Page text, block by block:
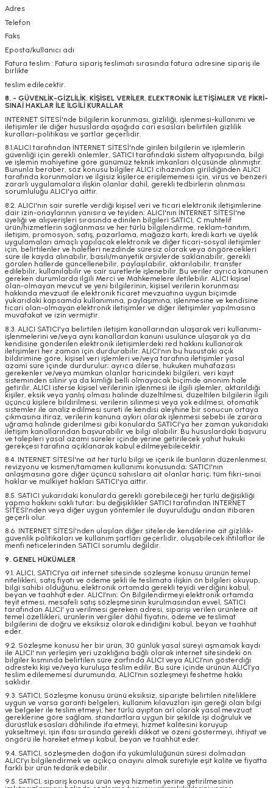
Adres
Telefon
Faks
Eposta/kullanıcı adı
Fatura teslim : Fatura sipariş teslimatı sırasında fatura adresine sipariş ile
birlikte
teslim edilecektir.
8. - GÜVENLİK-GİZLİLİK, KİŞİSEL VERİLER, ELEKTRONİK İLETİŞİMLER VE FİKRİ-
SINAİ HAKLAR İLE İLGİLİ KURALLAR
INTERNET SİTESİ'nde bilgilerin korunması, gizliliği, işlenmesi-kullanımı ve
iletişimler ile diğer hususlarda aşağıda cari esasları belirtilen gizlilik
kuralları-politikası ve şartlar geçerlidir.
8.1.ALICI tarafından İNTERNET SİTESİ'nde girilen bilgilerin ve işlemlerin
güvenliği için gerekli önlemler, SATICI tarafındaki sistem altyapısında, bilgi
ve işlemin mahiyetine göre günümüz teknik imkanları ölçüsünde alınmıştır.
Bununla beraber, söz konusu bilgiler ALICI cihazından girildiğinden ALICI
tarafında korunmaları ve ilgisiz kişilerce erişilememesi için, virüs ve benzeri
zararlı uygulamalara ilişkin olanlar dahil, gerekli tedbirlerin alınması
sorumluluğu ALICI'ya aittir.
8.2. ALICI'nın sair suretle verdiği kişisel veri ve ticari elektronik iletişimlerine
dair izin-onaylarının yanısıra ve teyiden; ALICI'nın İNTERNET SİTESİ'ne
üyeliği ve alışverişleri sırasında edinilen bilgileri SATICI, C muhtelif
ürün/hizmetlerin sağlanması ve her türlü bilgilendirme, reklam-tanıtım,
iletişim, promosyon, satış, pazarlama, mağaza kartı, kredi kartı ve üyelik
uygulamaları amaçlı yapılacak elektronik ve diğer ticari-sosyal iletişimler
için, belirtilenler ve halefleri nezdinde süresiz olarak veya öngörecekleri
süre ile kayda alınabilir, basılı/manyetik arşivlerde saklanabilir, gerekli
görülen hallerde güncellenebilir, paylaşılabilir, aktarılabilir, transfer
edilebilir, kullanılabilir ve sair suretlerle işlenebilir. Bu veriler ayrıca kanunen
gereken durumlarda ilgili Merci ve Mahkemelere iletilebilir. ALICI kişisel
olan-olmayan mevcut ve yeni bilgilerinin, kişisel verilerin korunması
hakkında mevzuat ile elektronik ticaret mevzuatına uygun biçimde
yukarıdaki kapsamda kullanımına, paylaşımına, işlenmesine ve kendisine
ticari olan-olmayan elektronik iletişimler ve diğer iletişimler yapılmasına
muvafakat ve izin vermiştir.
8.3. ALICI SATICI'ya belirtilen iletişim kanallarından ulaşarak veri kullanımı-
işlenmelerini ve/veya aynı kanallardan kanuni usulünce ulaşarak ya da
kendisine gönderilen elektronik iletişimlerdeki red hakkını kullanarak
iletişimleri her zaman için durdurabilir. ALICI'nın bu husustaki açık
bildirimine göre, kişisel veri işlemleri ve/veya tarafına iletişimler yasal
azami süre içinde durdurulur; ayrıca dilerse, hukuken muhafazası
gerekenler ve/veya mümkün olanlar haricindeki bilgileri, veri kayıt
sisteminden silinir ya da kimliği belli olmayacak biçimde anonim hale
getirilir. ALICI isterse kişisel verilerinin işlenmesi ile ilgili işlemler, aktarıldığı
kişiler, eksik veya yanlış olması halinde düzeltilmesi, düzeltilen bilgilerin ilgili
üçüncü kişilere bildirilmesi, verilerin silinmesi veya yok edilmesi, otomatik
sistemler ile analiz edilmesi sureti ile kendisi aleyhine bir sonucun ortaya
çıkmasına itiraz, verilerin kanuna aykırı olarak işlenmesi sebebi ile zarara
uğrama halinde giderilmesi gibi konularda SATICI'ya her zaman yukarıdaki
iletişim kanallarından başvurabilir ve bilgi alabilir. Bu hususlardaki başvuru
ve talepleri yasal azami süreler içinde yerine getirilecek yahut hukuki
gerekçesi tarafına açıklanarak kabul edilmeyebilecektir.
8.4. INTERNET SİTESİ'ne ait her türlü bilgi ve içerik ile bunların düzenlenmesi,
revizyonu ve kısmen/tamamen kullanımı konusunda; SATICI'nın
anlaşmasına göre diğer üçüncü sahıslara ait olanlar hariç; tüm fikri-sınai
haklar ve mülkiyet hakları SATICI'ya aittir.
8.5. SATICI yukarıdaki konularda gerekli görebileceği her türlü değişikliği
yapma hakkını saklı tutar; bu değişiklikler SATICI tarafından INTERNET
SİTESİ'nden veya diğer uygun yöntemler ile duyurulduğu andan itibaren
geçerli olur.
8.6. INTERNET SİTESİ'nden ulaşılan diğer sitelerde kendilerine ait gizlilik-
güvenlik politikaları ve kullanım şartları geçerlidir, oluşabilecek ihtilaflar ile
menfi neticelerinden SATICI sorumlu değildir.
9. GENEL HÜKÜMLER
9.1. ALICI, SATICI’ya ait internet sitesinde sözleşme konusu ürünün temel
nitelikleri, satış fiyatı ve ödeme şekli ile teslimata ilişkin ön bilgileri okuyup,
bilgi sahibi olduğunu, elektronik ortamda gerekli teyidi verdiğini kabul,
beyan ve taahhüt eder. ALICI’nın; Ön Bilgilendirmeyi elektronik ortamda
teyit etmesi, mesafeli satış sözleşmesinin kurulmasından evvel, SATICI
tarafından ALICI' ya verilmesi gereken adresi, siparişi verilen ürünlere ait
temel özellikleri, ürünlerin vergiler dâhil fiyatını, ödeme ve teslimat
bilgilerini de doğru ve eksiksiz olarak edindiğini kabul, beyan ve taahhüt
eder.
9.2. Sözleşme konusu her bir ürün, 30 günlük yasal süreyi aşmamak kaydı
ile ALICI' nın yerleşim yeri uzaklığına bağlı olarak internet sitesindeki ön
bilgiler kısmında belirtilen süre zarfında ALICI veya ALICI’nın gösterdiği
adresteki kişi ve/veya kuruluşa teslim edilir. Bu süre içinde ürünün ALICI’ya
teslim edilememesi durumunda, ALICI’nın sözleşmeyi feshetme hakkı
saklıdır.
9.3. SATICI, Sözleşme konusu ürünü eksiksiz, siparişte belirtilen niteliklere
uygun ve varsa garanti belgeleri, kullanım kılavuzları işin gereği olan bilgi
ve belgeler ile teslim etmeyi, her türlü ayıptan arî olarak yasal mevzuat
gereklerine göre sağlam, standartlara uygun bir şekilde işi doğruluk ve
dürüstlük esasları dâhilinde ifa etmeyi, hizmet kalitesini koruyup
yükseltmeyi, işin ifası sırasında gerekli dikkat ve özeni göstermeyi, ihtiyat ve
öngörü ile hareket etmeyi kabul, beyan ve taahhüt eder.
9.4. SATICI, sözleşmeden doğan ifa yükümlülüğünün süresi dolmadan
ALICI’yı bilgilendirmek ve açıkça onayını almak suretiyle eşit kalite ve fiyatta
farklı bir ürün tedarik edebilir.
9.5. SATICI, sipariş konusu ürün veya hizmetin yerine getirilmesinin